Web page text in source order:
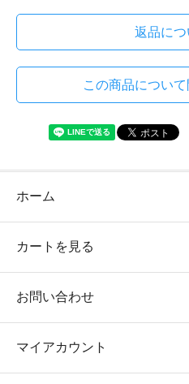
返品につ
この商品につい
ホーム
カートを見る
お問い合わせ
マイアカウント